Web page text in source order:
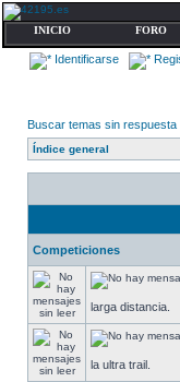
INICIO FORO
Identificarse
Buscar temas sin respuesta
Índice general
Competiciones
larga distancia.
la ultra trail.